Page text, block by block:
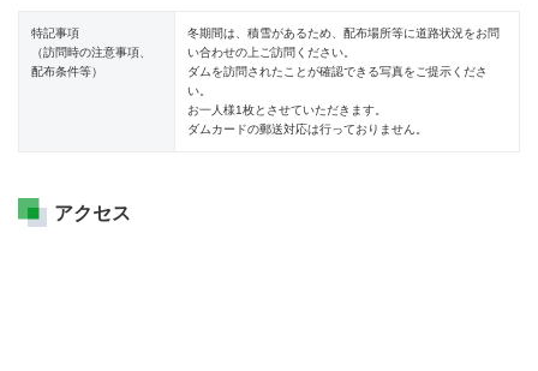
特記事項
（訪問時の注意事項、
配布条件等）
冬期間は、積雪があるため、配布場所等に道路状況をお問
い合わせの上ご訪問ください。
ダムを訪問されたことが確認できる写真をご提示くださ
い。
お一人様1枚とさせていただきます。
ダムカードの郵送対応は行っておりません。
アクセス